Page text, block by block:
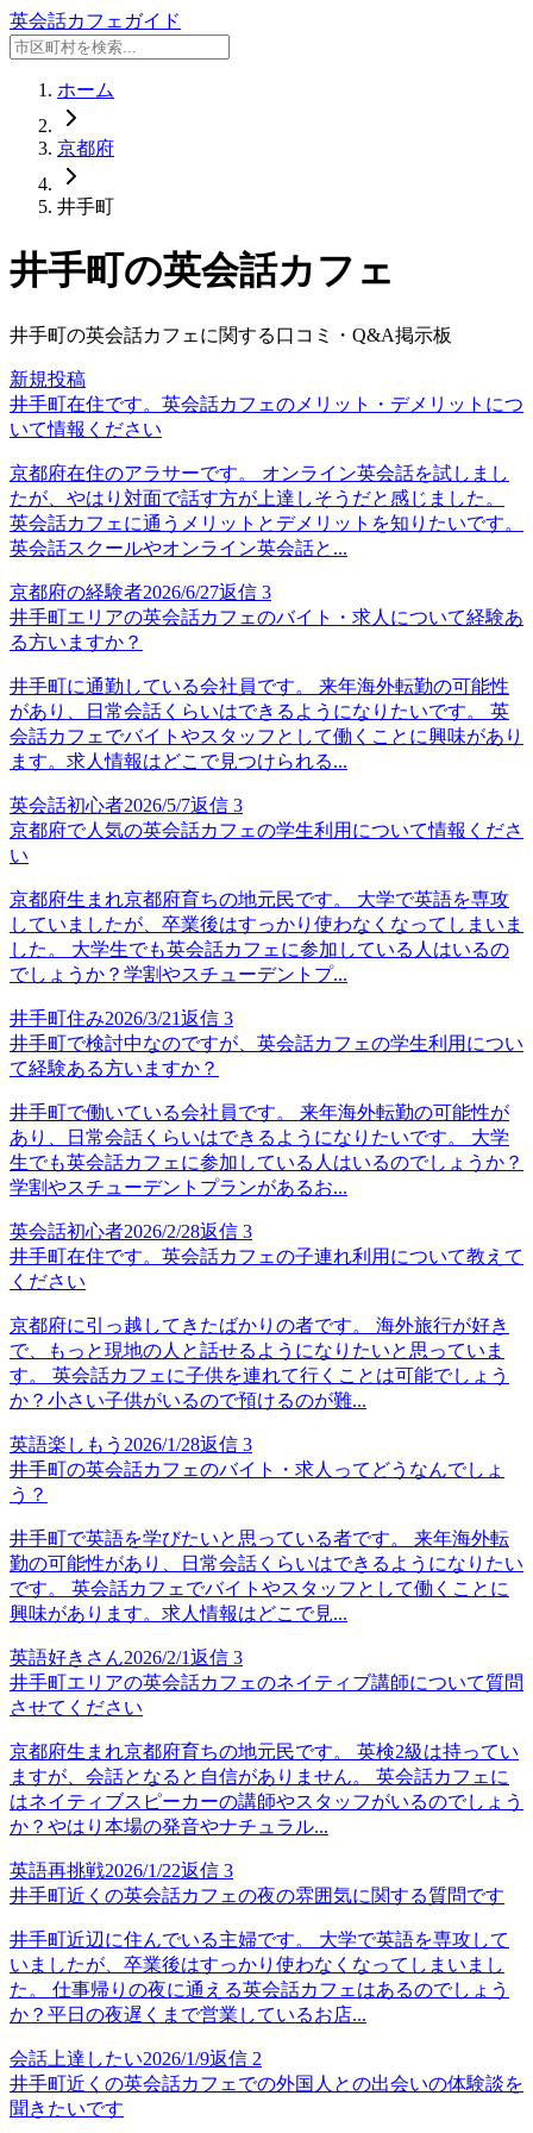
英会話カフェガイド
ホーム
京都府
井手町
井手町の英会話カフェ
井手町の英会話カフェに関する口コミ・Q&A掲示板
新規投稿
井手町在住です。英会話カフェのメリット・デメリットにつ
いて情報ください
京都府在住のアラサーです。 オンライン英会話を試しまし
たが、やはり対面で話す方が上達しそうだと感じました。
英会話カフェに通うメリットとデメリットを知りたいです。
英会話スクールやオンライン英会話と...
京都府の経験者2026/6/27返信 3
井手町エリアの英会話カフェのバイト・求人について経験あ
る方いますか？
井手町に通勤している会社員です。 来年海外転勤の可能性
があり、日常会話くらいはできるようになりたいです。 英
会話カフェでバイトやスタッフとして働くことに興味があり
ます。求人情報はどこで見つけられる...
英会話初心者2026/5/7返信 3
京都府で人気の英会話カフェの学生利用について情報くださ
い
京都府生まれ京都府育ちの地元民です。 大学で英語を専攻
していましたが、卒業後はすっかり使わなくなってしまいま
した。 大学生でも英会話カフェに参加している人はいるの
でしょうか？学割やスチューデントプ...
井手町住み2026/3/21返信 3
井手町で検討中なのですが、英会話カフェの学生利用につい
て経験ある方いますか？
井手町で働いている会社員です。 来年海外転勤の可能性が
あり、日常会話くらいはできるようになりたいです。 大学
生でも英会話カフェに参加している人はいるのでしょうか？
学割やスチューデントプランがあるお...
英会話初心者2026/2/28返信 3
井手町在住です。英会話カフェの子連れ利用について教えて
ください
京都府に引っ越してきたばかりの者です。 海外旅行が好き
で、もっと現地の人と話せるようになりたいと思っていま
す。 英会話カフェに子供を連れて行くことは可能でしょう
か？小さい子供がいるので預けるのが難...
英語楽しもう 2026/1/28返信 3
井手町の英会話カフェのバイト・求人ってどうなんでしょ
う？
井手町で英語を学びたいと思っている者です。 来年海外転
勤の可能性があり、日常会話くらいはできるようになりたい
です。 英会話カフェでバイトやスタッフとして働くことに
興味があります。求人情報はどこで見...
英語好きさん2026/2/1返信 3
井手町エリアの英会話カフェのネイティブ講師について質問
させてください
京都府生まれ京都府育ちの地元民です。 英検2級は持ってい
ますが、会話となると自信がありません。 英会話カフェに
はネイティブスピーカーの講師やスタッフがいるのでしょう
か？やはり本場の発音やナチュラル...
英語再挑戦2026/1/22返信 3
井手町近くの英会話カフェの夜の雰囲気に関する質問です
井手町近辺に住んでいる主婦です。 大学で英語を専攻して
いましたが、卒業後はすっかり使わなくなってしまいまし
た。 仕事帰りの夜に通える英会話カフェはあるのでしょう
か？平日の夜遅くまで営業しているお店...
会話上達したい2026/1/9返信 2
井手町近くの英会話カフェでの外国人との出会いの体験談を
聞きたいです